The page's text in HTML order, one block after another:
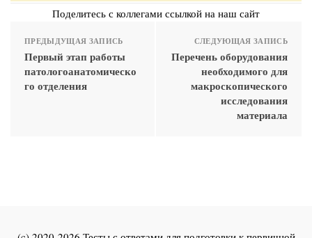
Поделитесь с коллегами ссылкой на наш сайт
ПРЕДЫДУЩАЯ ЗАПИСЬ
Первый этап работы
патологоанатомическо
го отделения
СЛЕДУЮЩАЯ ЗАПИСЬ
Перечень оборудования
необходимого для
макроскопического
исследования
материала